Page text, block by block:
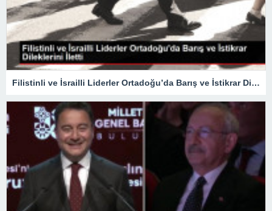
Filistinli ve İsrailli Liderler Ortadoğu’da Barış ve İstikrar Dileklerini İletti